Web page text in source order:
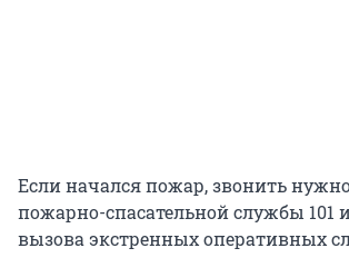
Если начался пожар, звонить
пожарно-спасательной службы 101
вызова экстренных оперативных